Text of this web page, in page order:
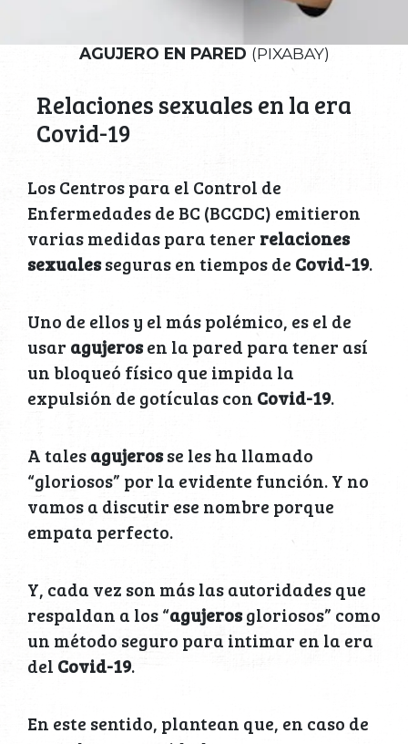
AGUJERO EN PARED (PIXABAY)
Relaciones sexuales en la era
Covid-19
Los Centros para el Control de
Enfermedades de BC (BCCDC) emitieron
varias medidas para tener relaciones
sexualesseguras en tiempos de Covid-19.
Uno de ellos y el más polémico, es el de
usar agujerosen la pared para tener así
un bloqueó físico que impida la
expulsión de gotículas con Covid-19.
A talesagujerosse les ha llamado
“gloriosos” por la evidente función. Y no
vamos a discutir ese nombre porque
empata perfecto.
Y, cada vez son más las autoridades que
respaldan a los “agujerosgloriosos” como
un método seguro para intimar en la era
del Covid-19.
En este sentido, plantean que, en caso de